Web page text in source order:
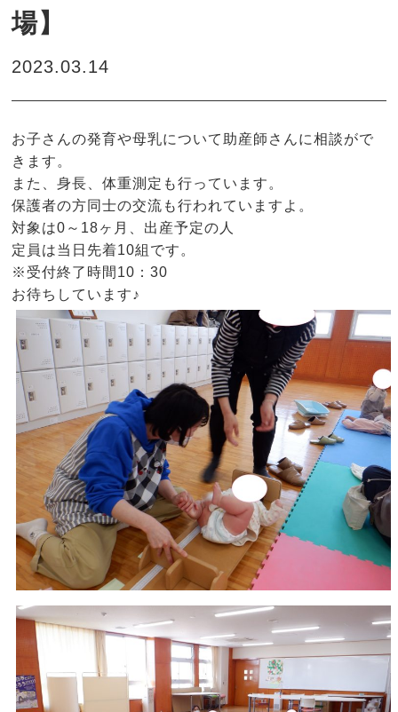
場】
2023.03.14
お子さんの発育や母乳について助産師さんに相談がで
きます。
また、身長、体重測定も行っています。
保護者の方同士の交流も行われていますよ。
対象は0～18ヶ月、出産予定の人
定員は当日先着10組です。
※受付終了時間10：30
お待ちしています♪